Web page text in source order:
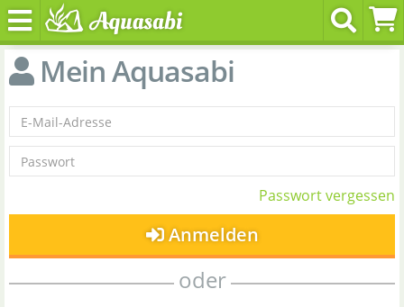
Mein Aquasabi
Passwort vergessen
Anmelden
oder